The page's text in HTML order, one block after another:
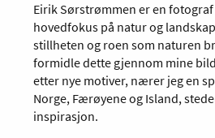
Eirik Sørstrømmen er en
hovedfokus på natur og
stillheten og roen som naturen
formidle dette gjennom mine
etter nye motiver, nærer jeg en
Norge, Færøyene og Island,
inspirasjon.